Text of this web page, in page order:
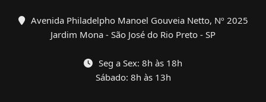
Avenida Philadelpho Manoel Gouveia Netto, Nº 2025
Jardim Mona - São José do Rio Preto - SP
Seg a Sex: 8h às 18h
Sábado: 8h às 13h